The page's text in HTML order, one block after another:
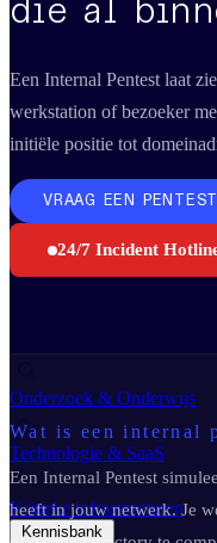
Business Continuity
Business Continuity &
Maakindustrie
Overheid
Onderzoek & Onderwijs
Technologie & SaaS
Kritieke infrastructuren
die al
Een Internal Pentest laat
werkstation of bezoeker
initiële positie tot
VRAAG EEN
24/7 Incident
Wat is een internal
Een Internal Pentest
heeft in jouw netwerk. Je